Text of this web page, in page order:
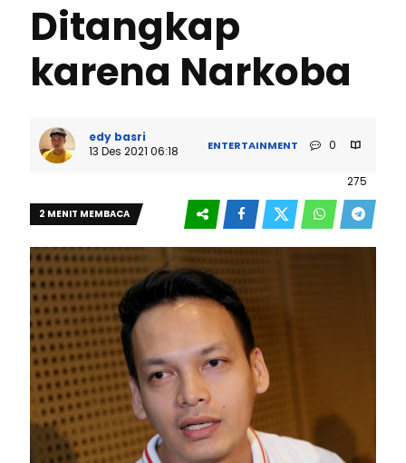
Ditangkap
karena Narkoba
edy basri
13 Des 2021 06:18
ENTERTAINMENT 0
275
2 MENIT MEMBACA